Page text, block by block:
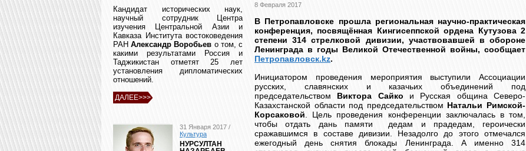
Кандидат исторических наук,
научный сотрудник Центра
изучения Центральной Азии и
Кавказа Института востоковедения
РАНАлександр Воробьев о том, с
какими результатами Россия и
Таджикистан отметят 25 лет
установления дипломатических
отношений.
ДАЛЕЕ>>>
31 Января 2017 /
Культура
НУРСУЛТАН
8 Февраля 2017
В Петропавловске прошла региональная научно-практическая
конференция, посвящённая Кингисеппской ордена Кутузова 2
степени 314 стрелковой дивизии, участвовавшей в обороне
Ленинграда в годы Великой Отечественной войны, сообщает
Петропавловск.kz.
Инициатором проведения мероприятия выступили Ассоциации
русских, славянских и казачьих объединений под
председательством Виктора Сайко и Русская община Северо-
Казахстанской области под председательством Натальи Римской-
Корсаковой . Цель проведения конференции заключалась в том,
чтобы отдать дань памяти дедам и прадедам, героически
сражавшимся в составе дивизии. Незадолго до этого отмечался
ежегодный день снятия блокады Ленинграда. А именно 314